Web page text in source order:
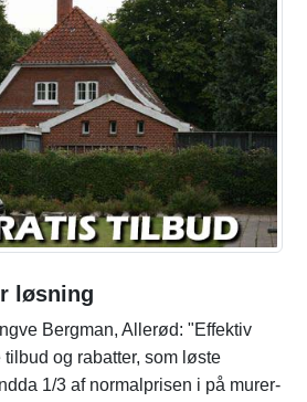
løsning
Bergman, Allerød: "Effektiv
og rabatter, som løste
1/3 af normalprisen i på murer-